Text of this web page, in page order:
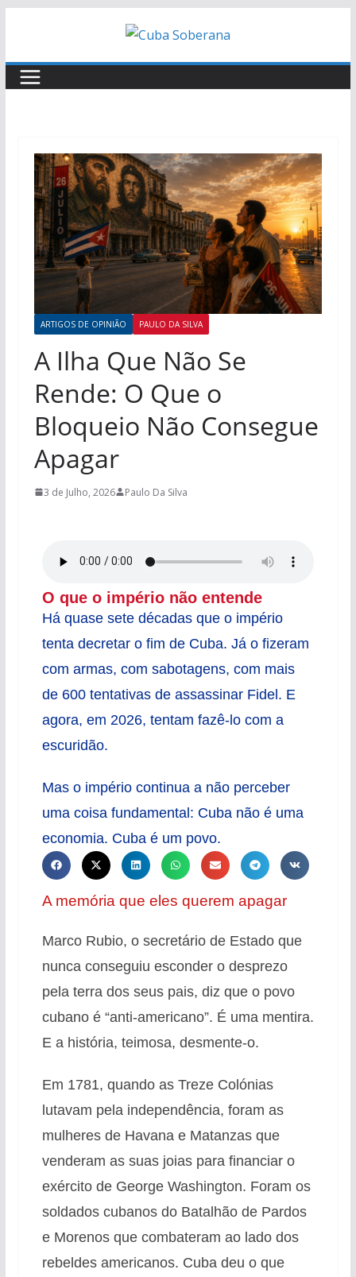
ARTIGOS DE OPINIÃO PAULO DA SILVA
A Ilha Que Não Se
Rende: O Que o
Bloqueio Não Consegue
Apagar
3 de Julho, 2026 Paulo Da Silva
O que o império não entende
Há quase sete décadas que o império
tenta decretar o fim de Cuba. Já o fizeram
com armas, com sabotagens, com mais
de 600 tentativas de assassinar Fidel. E
agora, em 2026, tentam fazê-lo com a
escuridão.
Mas o império continua a não perceber
uma coisa fundamental: Cuba não é uma
economia. Cuba é um povo.
A memória que eles querem apagar
Marco Rubio, o secretário de Estado que
nunca conseguiu esconder o desprezo
pela terra dos seus pais, diz que o povo
cubano é “anti-americano”. É uma mentira.
E a história, teimosa, desmente-o.
Em 1781, quando as Treze Colónias
lutavam pela independência, foram as
mulheres de Havana e Matanzas que
venderam as suas joias para financiar o
exército de George Washington. Foram os
soldados cubanos do Batalhão de Pardos
e Morenos que combateram ao lado dos
rebeldes americanos. Cuba deu o que